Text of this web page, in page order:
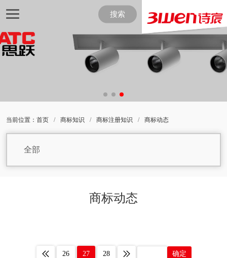
搜索
当前位置： 首页 / 商标知识 / 商标注册知识 / 商标动态
全部
商标动态
26 27 28 确定